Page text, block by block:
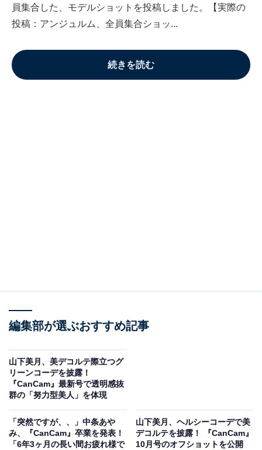
員集合した、モデルショットを投稿しました。【実際の
投稿：アンジュルム、全員集合ショッ...
続きを読む
編集部が選ぶおすすめ記事
山下美月、美デコルテ際立つグ
リーンコーデを披露！
『CanCam』最新号で透明感抜
群の「努力型美人」を体現
「突然ですが、、」中条あや
み、『CanCam』卒業を発表！
「6年3ヶ月の長い間お疲れ様で
山下美月、ヘルシーコーデで美
デコルテを披露！ 『CanCam』
10月号のオフショットを公開